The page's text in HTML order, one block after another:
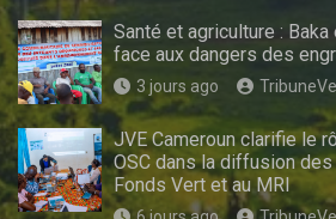
Santé et agriculture :
face aux dangers des
3 jours ago
JVE Cameroun clarifie le
OSC dans la diffusion
Fonds Vert et au MRI